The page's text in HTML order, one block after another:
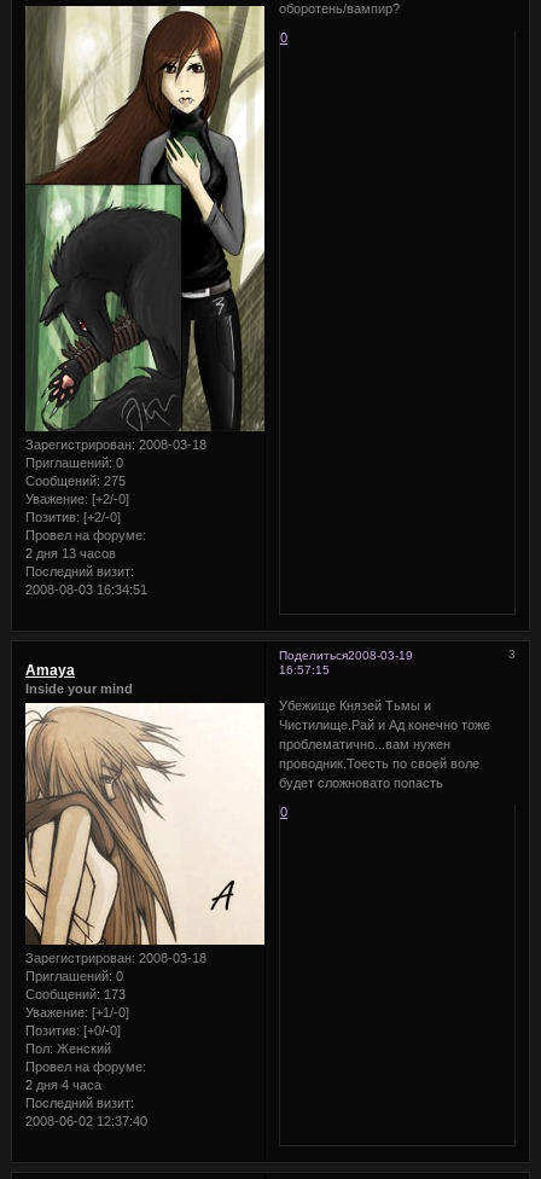
Зарегистрирован: 2008-03-18
Приглашений: 0
Сообщений: 275
Уважение: [+2/-0]
Позитив: [+2/-0]
Провел на форуме:
2 дня 13 часов
Последний визит:
2008-08-03 16:34:51
оборотень/вампир?
0
Поделиться 3
2008-03-19
16:57:15
Amaya
Inside your mind
Зарегистрирован: 2008-03-18
Приглашений: 0
Сообщений: 173
Уважение: [+1/-0]
Позитив: [+0/-0]
Пол: Женский
Провел на форуме:
2 дня 4 часа
Последний визит:
2008-06-02 12:37:40
Убежище Князей Тьмы и
Чистилище.Рай и Ад конечно тоже
проблематично...вам нужен
проводник.Тоесть по своей воле
будет сложновато попасть
0